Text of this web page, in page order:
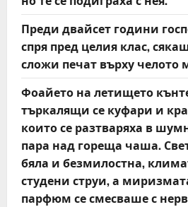
Преди двайсет години
спря пред целия клас,
сложи печат върху челото
Фоайето на летището
търкалящи се куфари и
които се разтваряха в
пара над гореща чаша.
бяла и безмилостна,
студени струи, а
парфюм се смесваше с